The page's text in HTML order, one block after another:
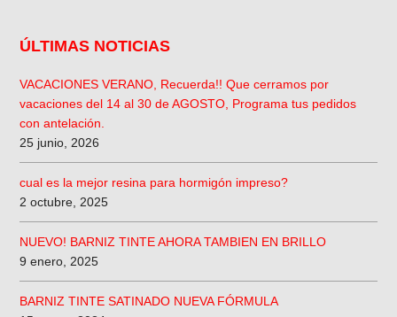
ÚLTIMAS NOTICIAS
VACACIONES VERANO, Recuerda!! Que cerramos por
vacaciones del 14 al 30 de AGOSTO, Programa tus pedidos
con antelación.
25 junio, 2026
cual es la mejor resina para hormigón impreso?
2 octubre, 2025
NUEVO! BARNIZ TINTE AHORA TAMBIEN EN BRILLO
9 enero, 2025
BARNIZ TINTE SATINADO NUEVA FÓRMULA